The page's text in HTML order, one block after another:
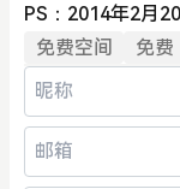
PS：2014年2月
免费空间
免费